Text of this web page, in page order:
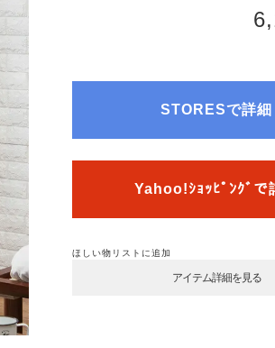
STORESで詳細
Yahoo!ｼｮｯﾋﾟﾝｸﾞで
ほしい物リストに追加
アイテム詳細を見る